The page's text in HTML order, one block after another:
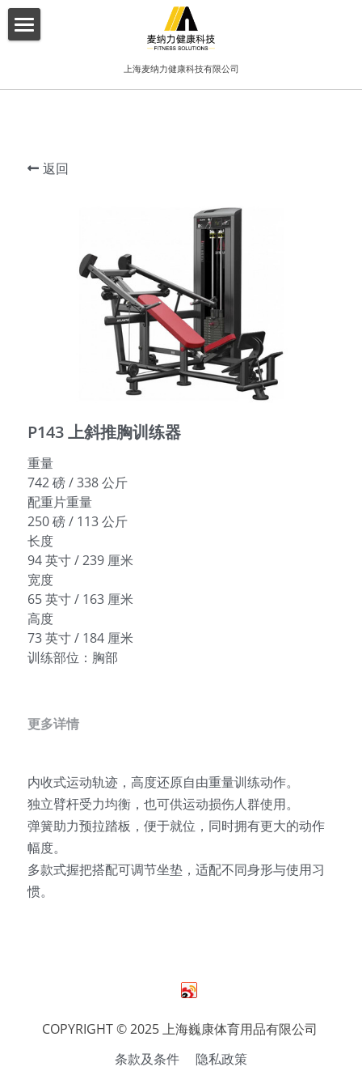
上海麦纳力健康科技有限公司
关于我们
增值服务
搜索
简体中文
简体中文
返回
P143 上斜推胸训练器
重量
742 磅 / 338 公斤
配重片重量
250 磅 / 113 公斤
长度
94 英寸 / 239 厘米
宽度
65 英寸 / 163 厘米
高度
73 英寸 / 184 厘米
训练部位：胸部
更多详情
内收式运动轨迹，高度还原自由重量训练动作。
独立臂杆受力均衡，也可供运动损伤人群使用。
弹簧助力预拉踏板，便于就位，同时拥有更大的动作
幅度。
多款式握把搭配可调节坐垫，适配不同身形与使用习
惯。
COPYRIGHT © 2025 上海巍康体育用品有限公司
条款及条件
隐私政策
博客分类